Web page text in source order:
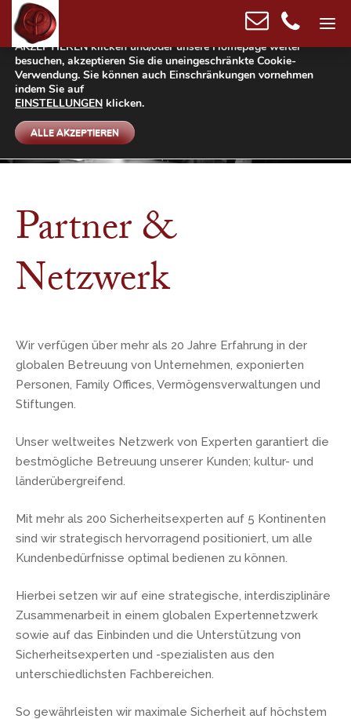
Partner &
Netzwerk
Wir verfügen über mehr als 20 Jahre Erfahrung in der
globalen Betreuung von Unternehmen, exponierten
Personen, Family Offices, Vermögensverwaltungen und
Stiftungen.
Unser weltweites Netzwerk von Experten garantiert die
bestmögliche Betreuung unserer Kunden; kultur- und
länderübergreifend.
Mit mehr als 200 Sicherheitsexperten auf 5 Kontinenten
sind wir strategisch hervorragend positioniert, um alle
Kundenbedürfnisse optimal bedienen zu können.
Hierbei setzen wir auf eine strategische, interdisziplinäre
Zusammenarbeit in einem globalen Expertennetzwerk
sowie auf das Einbinden und die Unterstützung von
Sicherheitsexperten und -spezialisten aus den
unterschiedlichsten Fachbereichen.
So gewährleisten wir maximale Sicherheit auf höchstem
Wir verwenden Cookies, um die bestmögliche Funktionalität
dieser Homepage gewährleisten zu können. In dem Sie auf ALLE
AKZEPTIEREN klicken und/oder unsere Homepage weiter
besuchen, akzeptieren Sie die uneingeschränkte Cookie-
Verwendung. Sie können auch Einschränkungen vornehmen
indem Sie auf
EINSTELLUNGEN klicken.
ALLE AKZEPTIEREN